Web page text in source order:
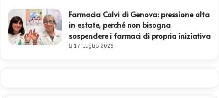
Farmacia Calvi di Genova: pressione alta
in estate, perché non bisogna
sospendere i farmaci di propria iniziativa
17 Luglio 2026